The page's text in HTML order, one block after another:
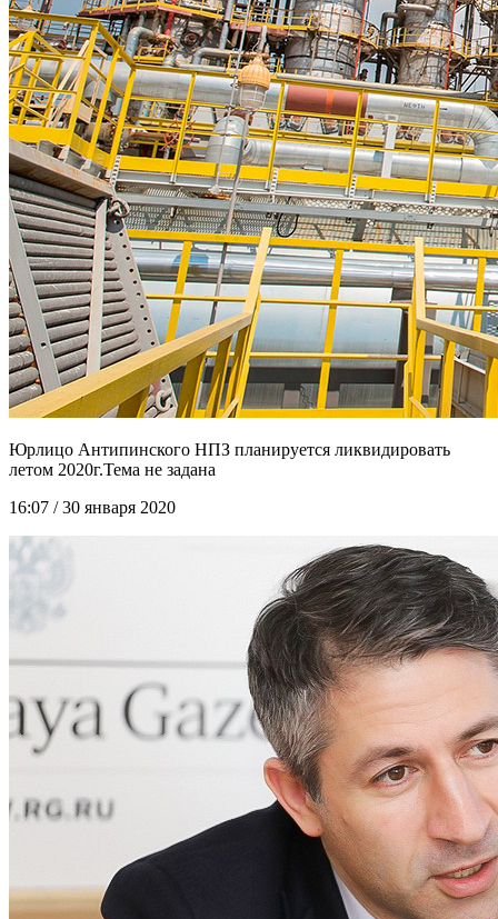
Юрлицо Антипинского НПЗ планируется ликвидировать
летом 2020г.
16:07 / 30 января 2020